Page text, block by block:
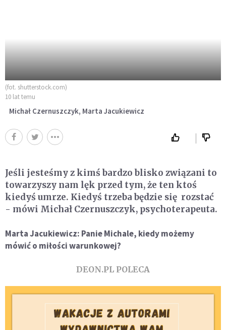
(fot. shutterstock.com)
10 lat temu
Michał Czernuszczyk, Marta Jacukiewicz
Jeśli jesteśmy z kimś bardzo blisko związani to
towarzyszy nam lęk przed tym, że ten ktoś
kiedyś umrze. Kiedyś trzeba będzie się rozstać
- mówi Michał Czernuszczyk, psychoterapeuta.
Marta Jacukiewicz: Panie Michale, kiedy możemy
mówić o miłości warunkowej?
DEON.PL POLECA